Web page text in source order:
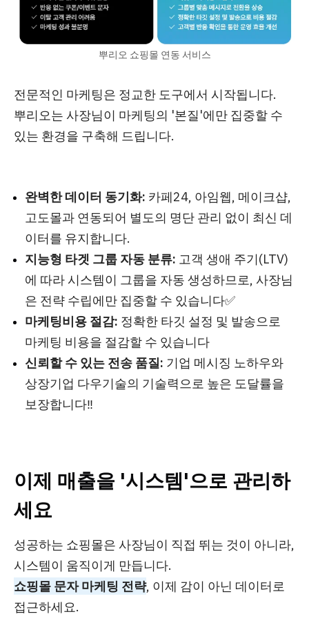
뿌리오 쇼핑몰 연동 서비스
전문적인 마케팅은 정교한 도구에서 시작됩니다.
뿌리오는 사장님이 마케팅의 '본질'에만 집중할 수
있는 환경을 구축해 드립니다.
완벽한 데이터 동기화: 카페24, 아임웹, 메이크샵,
고도몰과 연동되어 별도의 명단 관리 없이 최신 데
이터를 유지합니다.
지능형 타겟 그룹 자동 분류: 고객 생애 주기(LTV)
에 따라 시스템이 그룹을 자동 생성하므로, 사장님
은 전략 수립에만 집중할 수 있습니다✅
마케팅비용 절감: 정확한 타깃 설정 및 발송으로
마케팅 비용을 절감할 수 있습니다
신뢰할 수 있는 전송 품질: 기업 메시징 노하우와
상장기업 다우기술의 기술력으로 높은 도달률을
보장합니다‼️
이제 매출을 '시스템'으로 관리하
세요
성공하는 쇼핑몰은 사장님이 직접 뛰는 것이 아니라,
시스템이 움직이게 만듭니다.
쇼핑몰 문자 마케팅 전략, 이제 감이 아닌 데이터로
접근하세요.